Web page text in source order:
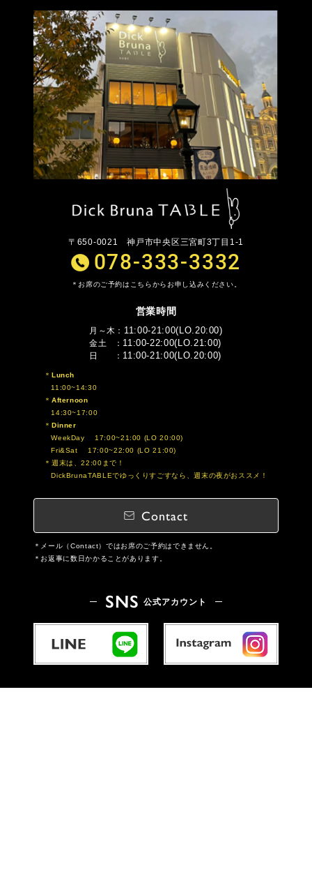
〒650-0021神戸市中央区三宮町3丁目1-1
078-333-3332
お席のご予約はこちらからお申し込みください。
営業時間
月～木 11:00-21:00(LO.20:00)
金土 11:00-22:00(LO.21:00)
日 11:00-21:00(LO.20:00)
Lunch
11:00~14:30
Afternoon
14:30~17:00
Dinner
WeekDay 17:00~21:00 (LO 20:00)
Fri&Sat 17:00~22:00 (LO 21:00)
週末は、22:00まで！
DickBrunaTABLEでゆっくりすごすなら、週末の夜がおススメ！
Contact
メール（Contact）ではお席のご予約はできません。
お返事に数日かかることがあります。
SNS 公式アカウント